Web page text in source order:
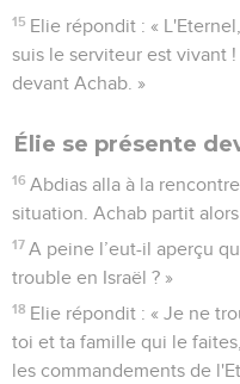
Seuls les Évangiles sont
1 Achab rapporta à Jézabel
manière dont il avait tué
2 Jézabel envoya alors un
« Que les dieux me
demain, à la même heure,
fait ! »
3 Voyant cela, Elie se leva
à Beer-Shéba, une ville